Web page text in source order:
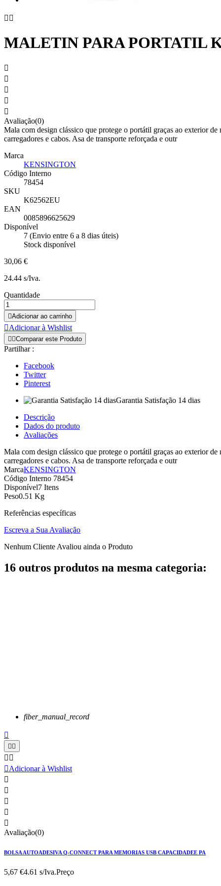
 
MALETIN PARA PORTATIL





Avaliação(0)
Mala com design clássico que protege o portátil graças ao exterior
carregadores e cabos. Asa de transporte reforçada e outr
Marca
KENSINGTON
Código Interno
78454
SKU
K62562EU
EAN
0085896625629
Disponível
7 (Envio entre 6 a 8 dias úteis)
Stock disponível
30,06 €
24.44 s/Iva.
Quantidade
Adicionar ao carrinho
Adicionar à Wishlist
 Comparar este Produto
Partilhar :
Facebook
Twitter
Pinterest
Garantia Satisfação 14 dias
Descrição
Dados do produto
Avaliações
Mala com design clássico que protege o portátil graças ao exterior
carregadores e cabos. Asa de transporte reforçada e outr
MarcaKENSINGTON
Código Interno 78454
Disponível7 Itens
Peso0.51 Kg
Referências específicas
Escreva a Sua Avaliação
Nenhum Cliente Avaliou ainda o Produto
16 outros produtos na mesma categoria:
fiber_manual_record

 
 
Adicionar à Wishlist





Avaliação(0)
BOLSA AUTOADESIVA Q-CONNECT PARA MEMORIAS USB CAPACIDADEE PA
5,67 €4.61 s/Iva.Preço